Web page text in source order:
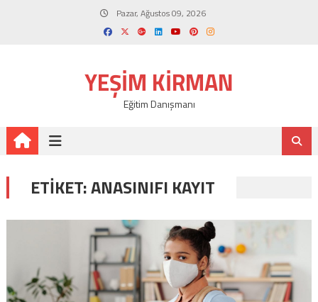
Pazar, Ağustos 09, 2026
YEŞIM KIRMAN
Eğitim Danışmanı
ETIKET:ANASINIFI KAYIT